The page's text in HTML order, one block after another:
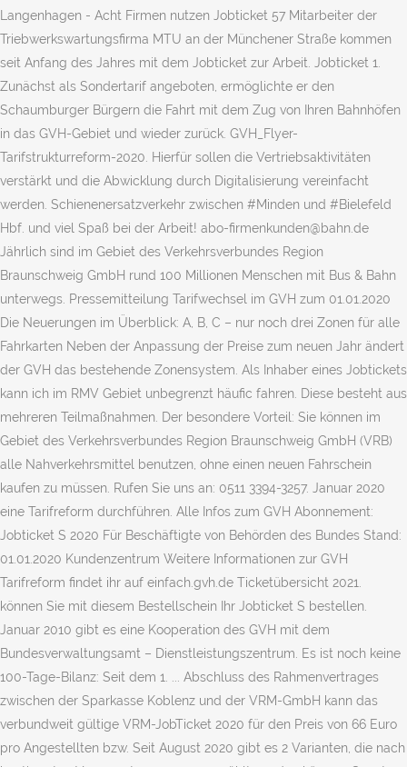
Langenhagen - Acht Firmen nutzen Jobticket 57 Mitarbeiter der
Triebwerkswartungsfirma MTU an der Münchener Straße kommen
seit Anfang des Jahres mit dem Jobticket zur Arbeit. Jobticket 1.
Zunächst als Sondertarif angeboten, ermöglichte er den
Schaumburger Bürgern die Fahrt mit dem Zug von Ihren Bahnhöfen
in das GVH-Gebiet und wieder zurück. GVH_Flyer-
Tarifstrukturreform-2020. Hierfür sollen die Vertriebsaktivitäten
verstärkt und die Abwicklung durch Digitalisierung vereinfacht
werden. Schienenersatzverkehr zwischen #Minden und #Bielefeld
Hbf. und viel Spaß bei der Arbeit! abo-firmenkunden@bahn.de
Jährlich sind im Gebiet des Verkehrsverbundes Region
Braunschweig GmbH rund 100 Millionen Menschen mit Bus & Bahn
unterwegs. Pressemitteilung Tarifwechsel im GVH zum 01.01.2020
Die Neuerungen im Überblick: A, B, C – nur noch drei Zonen für alle
Fahrkarten Neben der Anpassung der Preise zum neuen Jahr ändert
der GVH das bestehende Zonensystem. Als Inhaber eines Jobtickets
kann ich im RMV Gebiet unbegrenzt häufic fahren. Diese besteht aus
mehreren Teilmaßnahmen. Der besondere Vorteil: Sie können im
Gebiet des Verkehrsverbundes Region Braunschweig GmbH (VRB)
alle Nahverkehrsmittel benutzen, ohne einen neuen Fahrschein
kaufen zu müssen. Rufen Sie uns an: 0511 3394-3257. Januar 2020
eine Tarifreform durchführen. Alle Infos zum GVH Abonnement:
Jobticket S 2020 Für Beschäftigte von Behörden des Bundes Stand:
01.01.2020 Kundenzentrum Weitere Informationen zur GVH
Tarifreform findet ihr auf einfach.gvh.de Ticketübersicht 2021.
können Sie mit diesem Bestellschein Ihr Jobticket S bestellen.
Januar 2010 gibt es eine Kooperation des GVH mit dem
Bundesverwaltungsamt – Dienstleistungszentrum. Es ist noch keine
100-Tage-Bilanz: Seit dem 1. ... Abschluss des Rahmenvertrages
zwischen der Sparkasse Koblenz und der VRM-GmbH kann das
verbundweit gültige VRM-JobTicket 2020 für den Preis von 66 Euro
pro Angestellten bzw. Seit August 2020 gibt es 2 Varianten, die nach